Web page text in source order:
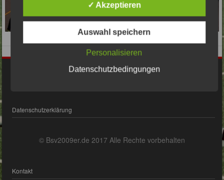
Datenschutzerklärung
© Bsv2009er.de 2017 Alle Rechte vorbehalten
Kontakt
✓ Akzeptieren
Auswahl speichern
Personalisieren
Datenschutzbedingungen